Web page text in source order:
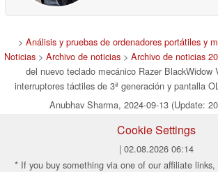
> Análisis y pruebas de ordenadores portátiles y
Noticias> Archivo de noticias> Archivo de noticias
del nuevo teclado mecánico Razer BlackWidow
interruptores táctiles de 3ª generación y pantalla
Anubhav Sharma, 2024-09-13 (Update:
Cookie Settings
| 02.08.2026 06:14
* If you buy something via one of our affiliate links,